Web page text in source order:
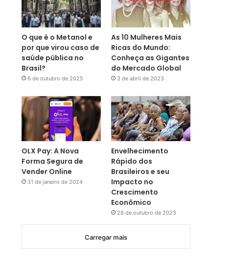
O que é o Metanol e
por que virou caso de
saúde pública no
Brasil?
6 de outubro de 2025
As 10 Mulheres Mais
Ricas do Mundo:
Conheça as Gigantes
do Mercado Global
3 de abril de 2023
OLX Pay: A Nova
Forma Segura de
Vender Online
31 de janeiro de 2024
Envelhecimento
Rápido dos
Brasileiros e seu
Impacto no
Crescimento
Econômico
28 de outubro de 2023
Carregar mais